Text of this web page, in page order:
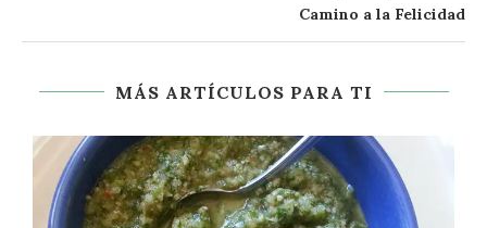
Camino a la Felicidad
MÁS ARTÍCULOS PARA TI